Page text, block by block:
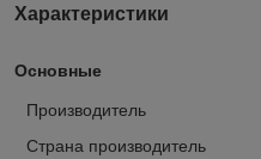
Характеристики
Основные
Производитель
Страна производитель